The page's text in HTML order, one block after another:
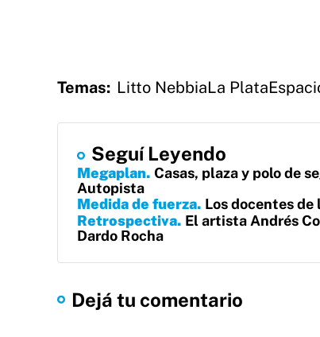
Temas: Litto NebbiaLa Plata
Seguí Leyendo
Megaplan Casas, plaza y polo de
Autopista
Medida de fuerza Los docentes de
Retrospectiva El artista Andrés
Dardo Rocha
Dejá tu comentario